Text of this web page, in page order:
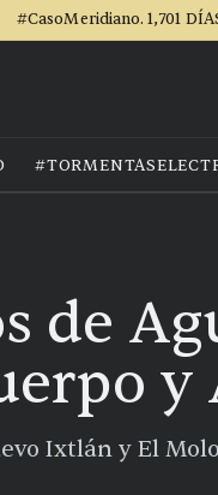
#CasoMeridiano. 1,701
de
Ixtlán y El